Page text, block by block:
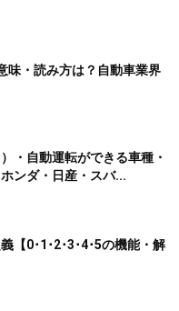
味・読み方は？自動車業界
・自動運転ができる車種・
ンダ・日産・スバ...
【0･1･2･3･4･5の機能・解